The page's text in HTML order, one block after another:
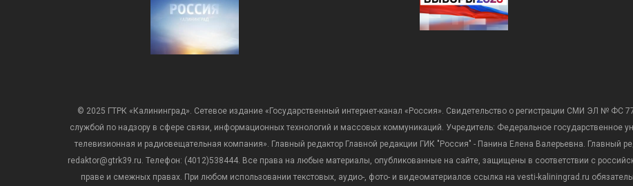
© 2025 ГТРК «Калининград». Сетевое издание «Государственный интернет-канал «Россия». Свидетельство о регистрации СМИ ЭЛ № ФС
службой по надзору в сфере связи, информационных технологий и массовых коммуникаций. Учредитель: Федеральное государственное
телевизионная и радиовещательная компания». Главный редактор Главной редакции ГИК "Россия" - Панина Елена Валерьевна. Главный
redaktor@gtrk39.ru. Телефон: (4012)538444. Все права на любые материалы, опубликованные на сайте, защищены в соответствии с
праве и смежных правах. При любом использовании текстовых, аудио-, фото- и видеоматериалов ссылка на vesti-kaliningrad.ru